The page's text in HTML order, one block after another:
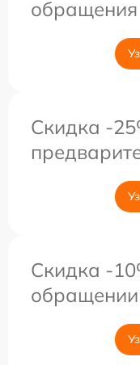
обращения
Скидка -
Скидка -
обращении